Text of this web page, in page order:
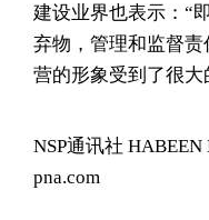
建设业界也表示：“
弃物，管理和监督责
营的形象受到了很大
NSP通讯社
pna.com